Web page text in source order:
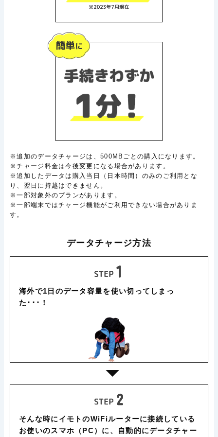
※追加のデータチャージは、500MBごとの購入になります。
※チャージ料金は今後変更になる場合があります。
※追加したデータは購入当日（日本時間）のみのご利用とな
り、翌日に持越はできません。
※一部対象外のプランがあります。
※一部端末ではチャージ機能がご利用できない場合がありま
す。
データチャージ方法
海外で1日のデータ容量を使い切ってしまっ
た･･･！
そんな時にイモトのWiFiルーターに接続している
お使いのスマホ（PC）に、自動的にデータチャー